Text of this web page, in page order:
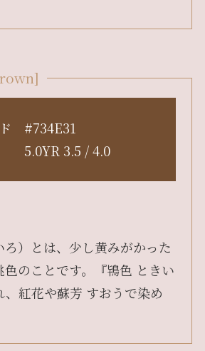
#734E31
5.0YR 3.5 / 4.0
）とは、少し黄みがかった
のことです。『鴇色 ときい
、紅花や蘇芳 すおうで染め